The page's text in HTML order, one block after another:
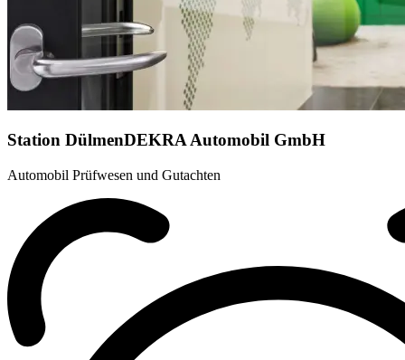
Station DülmenDEKRA Automobil GmbH
Automobil Prüfwesen und Gutachten